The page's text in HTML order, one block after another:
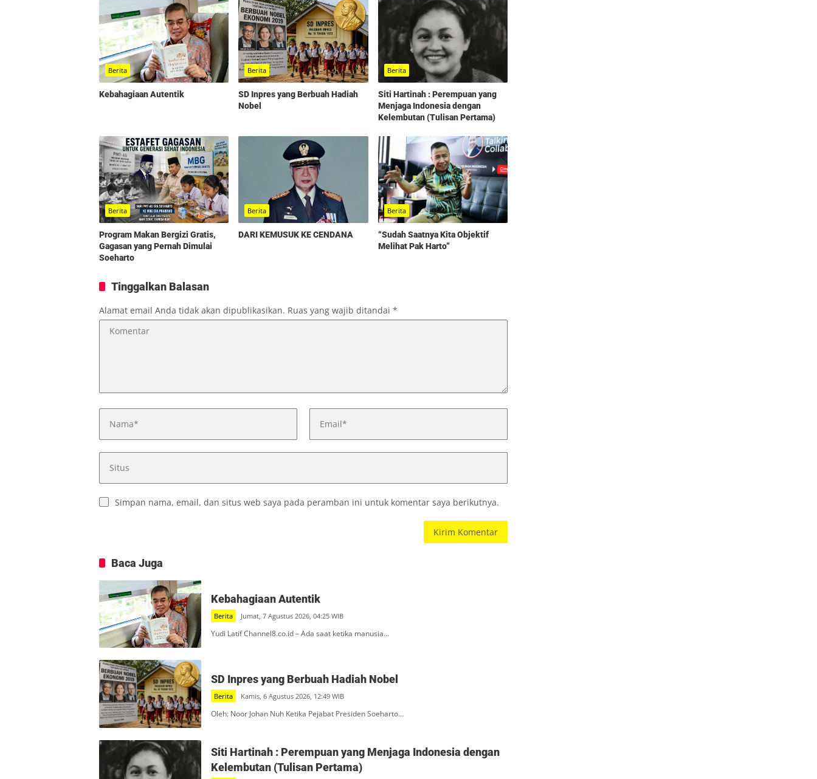
Berita
Kebahagiaan Autentik
Berita
SD Inpres yang Berbuah Hadiah
Nobel
Berita
Siti Hartinah : Perempuan yang
Menjaga Indonesia dengan
Kelembutan (Tulisan Pertama)
Berita
Program Makan Bergizi Gratis,
Gagasan yang Pernah Dimulai
Soeharto
Berita
DARI KEMUSUK KE CENDANA
Berita
“Sudah Saatnya Kita Objektif
Melihat Pak Harto”
Tinggalkan Balasan
Alamat email Anda tidak akan dipublikasikan. Ruas yang wajib ditandai *
Simpan nama, email, dan situs web saya pada peramban ini untuk komentar saya berikutnya.
Baca Juga
Kebahagiaan Autentik
Berita Jumat, 7 Agustus 2026, 04:25 WIB
Yudi Latif Channel8.co.id – Ada saat ketika manusia…
SD Inpres yang Berbuah Hadiah Nobel
Berita Kamis, 6 Agustus 2026, 12:49 WIB
Oleh: Noor Johan Nuh Ketika Pejabat Presiden Soeharto…
Siti Hartinah : Perempuan yang Menjaga Indonesia dengan
Kelembutan (Tulisan Pertama)